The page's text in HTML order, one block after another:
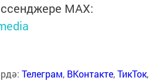
MАХ:
Телеграм, ВКонтакте,ТикТок,